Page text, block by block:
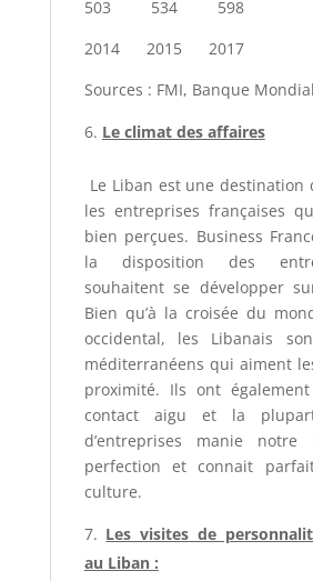
503 534 598
2014 2015 2017
Sources : FMI, Banque
Le climat des affaires
Le Liban est une destination
les entreprises françaises
bien perçues. Business
la disposition des
souhaitent se développer
Bien qu’à la croisée du
occidental, les Libanais
méditerranéens qui aiment
proximité. Ils ont
contact aigu et la
d’entreprises manie
perfection et connait
culture.
Les visites de
au Liban :